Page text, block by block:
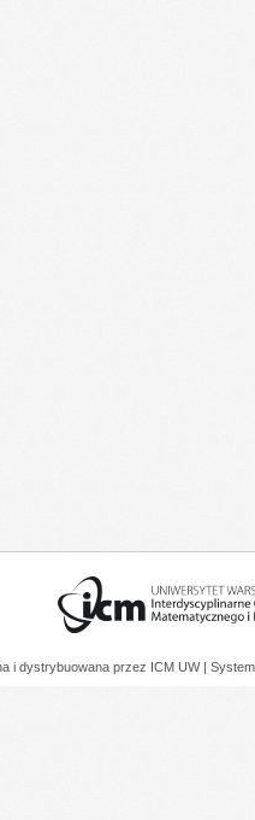
i dystrybuowana przez ICM UW |